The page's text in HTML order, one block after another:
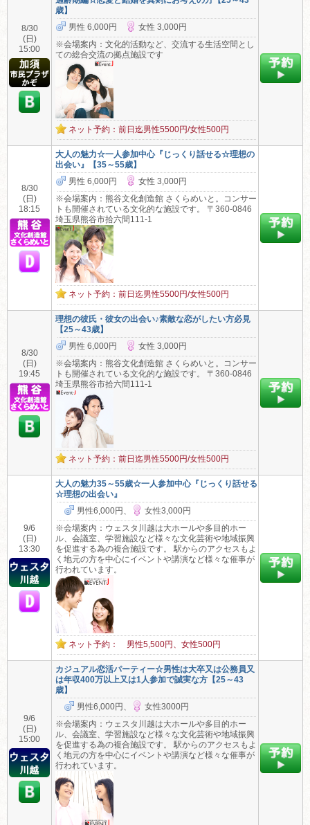
8/30
(日)
15:00
歳】
男性 6,000円
女性 3,000円
※会場案内：文化的活動など、交流する生活空間とし
ての総合交流の拠点施設です
ネット予約：前日迄男性5500円/女性500円
8/30
(日)
18:15
大人の魅力☆一人参加中心『じっくり話せる☆理想の
出会い』【35～55歳】
男性 6,000円
女性 3,000円
※会場案内：熊谷文化創造館 さくらめいと。コンサー
トも開催されている文化的な施設です。 〒360-0846
埼玉県熊谷市拾六間111-1
ネット予約：前日迄男性5500円/女性500円
8/30
(日)
19:45
理想の彼氏・彼女の出会い♪素敵な恋がしたい方必見
【25～43歳】
男性 6,000円
女性 3,000円
※会場案内：熊谷文化創造館 さくらめいと。コンサー
トも開催されている文化的な施設です。 〒360-0846
埼玉県熊谷市拾六間111-1
ネット予約：前日迄男性5500円/女性500円
9/6
(日)
13:30
大人の魅力35～55歳☆一人参加中心『じっくり話せる
☆理想の出会い』
男性6,000円、
女性3,000円
※会場案内：ウェスタ川越は大ホールや多目的ホー
ル、会議室、学習施設など様々な文化芸術や地域振興
を促進する為の複合施設です。 駅からのアクセスもよ
く地元の方を中心にイベントや講演など様々な催事が
行われています。
ネット予約： 男性5,500円、女性500円
9/6
(日)
15:00
カジュアル恋活パーティー☆男性は大卒又は公務員又
は年収400万以上又は1人参加で誠実な方【25～43
歳】
男性6,000円、
女性3000円
※会場案内：ウェスタ川越は大ホールや多目的ホー
ル、会議室、学習施設など様々な文化芸術や地域振興
を促進する為の複合施設です。 駅からのアクセスもよ
く地元の方を中心にイベントや講演など様々な催事が
行われています。